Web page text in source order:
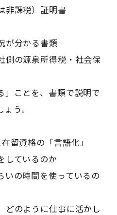
非課税）証明書
が分かる書類
側の源泉所得税・社会保
」ことを、書類で説明で
う。
留資格の「言語化」
しているのか
いの時間を使っているの
どのように仕事に活かし